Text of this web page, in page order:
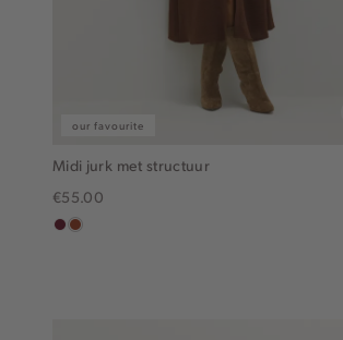
our favourite
Midi jurk met structuur
€55.00
bordeaux
bruin